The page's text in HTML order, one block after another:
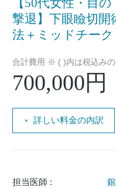
【50代女性・目
撃退】下眼瞼切開
法＋ミッドチーク
合計費用 ※ ( )内は税込み
700,000円
詳しい料金の内訳
担当医師 :